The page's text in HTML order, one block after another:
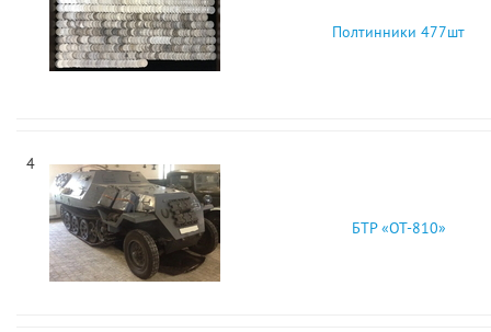
Полтинники 477шт
4
БТР «ОТ-810»